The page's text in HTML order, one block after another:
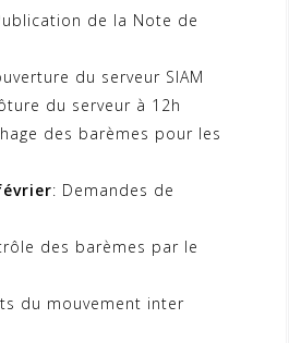
de la Note de
du serveur SIAM
du serveur à 12h
des barèmes pour les
: Demandes de
des barèmes par le
du mouvement inter